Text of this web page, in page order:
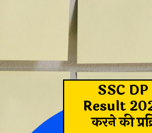
SSC
Result
करने की